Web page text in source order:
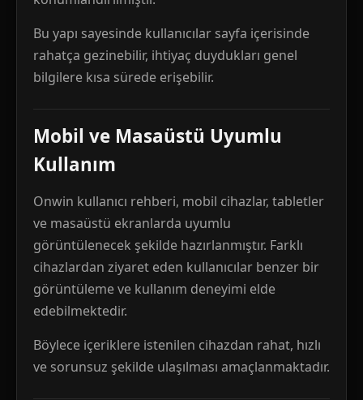
Bu yapı sayesinde kullanıcılar sayfa içerisinde
rahatça gezinebilir, ihtiyaç duydukları genel
bilgilere kısa sürede erişebilir.
Mobil ve Masaüstü Uyumlu
Kullanım
Onwin kullanıcı rehberi, mobil cihazlar, tabletler
ve masaüstü ekranlarda uyumlu
görüntülenecek şekilde hazırlanmıştır. Farklı
cihazlardan ziyaret eden kullanıcılar benzer bir
görüntüleme ve kullanım deneyimi elde
edebilmektedir.
Böylece içeriklere istenilen cihazdan rahat, hızlı
ve sorunsuz şekilde ulaşılması amaçlanmaktadır.